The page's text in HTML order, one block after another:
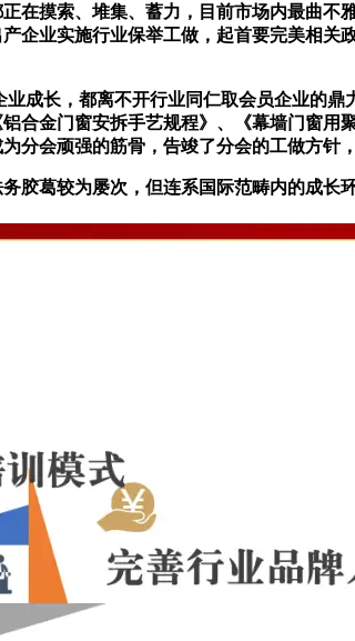
在摸索、堆集、蓄力，目前市场内最曲
企业实施行业保举工做，起首要完美相
长，都离不开行业同仁取会员企业的鼎
合金门窗安拆手艺规程》、《幕墙门窗
分会顽强的筋骨，告竣了分会的工做方针，
葛较为屡次，但连系国际范畴内的成长